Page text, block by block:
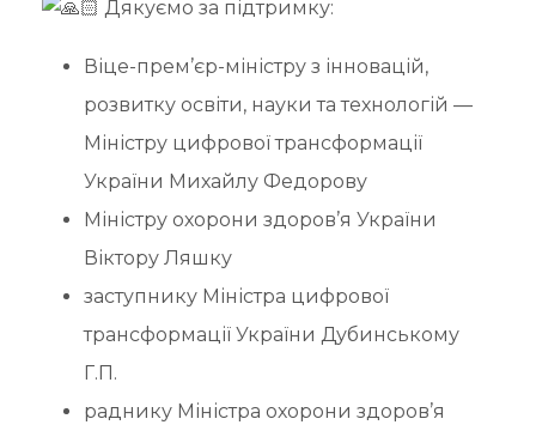
Дякуємо за підтримку:
Віце-прем’єр-міністру з інновацій,
розвитку освіти, науки та технологій —
Міністру цифрової трансформації
України Михайлу Федорову
Міністру охорони здоров’я України
Віктору Ляшку
заступнику Міністра цифрової
трансформації України Дубинському
Г.П.
раднику Міністра охорони здоров’я